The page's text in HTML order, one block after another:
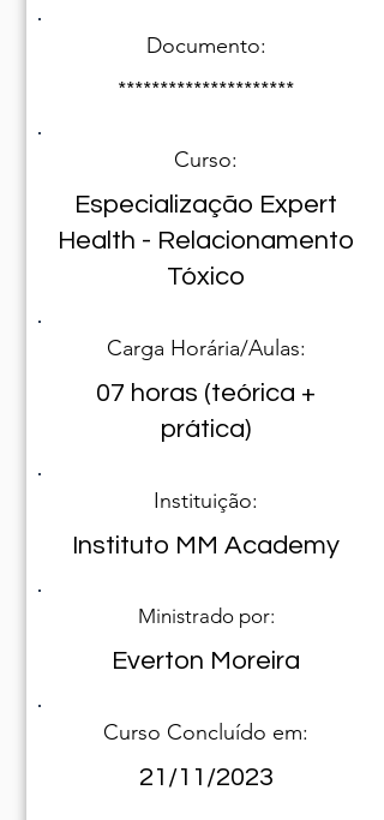
Documento:
*********************
Curso:
Especialização Expert
Health - Relacionamento
Tóxico
Carga Horária/Aulas:
07 horas (teórica +
prática)
Instituição:
Instituto MM Academy
Ministrado por:
Everton Moreira
Curso Concluído em:
21/11/2023